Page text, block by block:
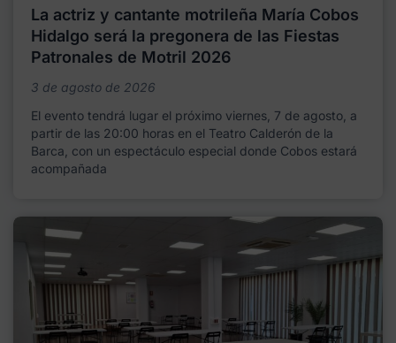
La actriz y cantante motrileña María Cobos
Hidalgo será la pregonera de las Fiestas
Patronales de Motril 2026
3 de agosto de 2026
El evento tendrá lugar el próximo viernes, 7 de agosto, a
partir de las 20:00 horas en el Teatro Calderón de la
Barca, con un espectáculo especial donde Cobos estará
acompañada